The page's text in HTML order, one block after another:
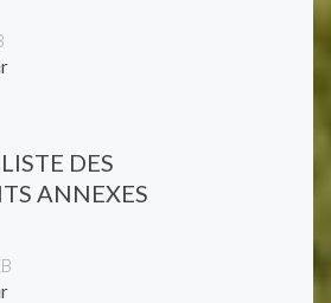
DES
ANNEXES